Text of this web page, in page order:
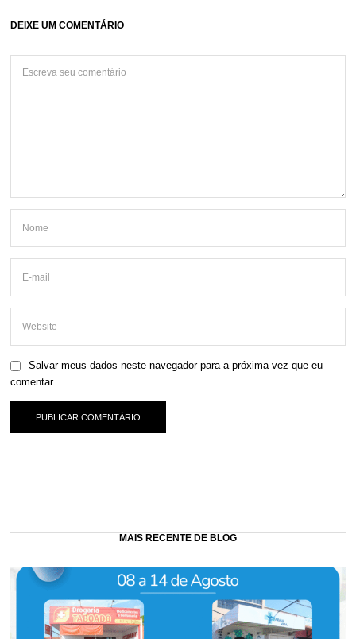
DEIXE UM COMENTÁRIO
Salvar meus dados neste navegador para a próxima vez que eu
comentar.
MAIS RECENTE DE BLOG